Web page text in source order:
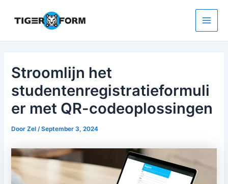
naar
Main
Stroomlijn het
studentenregistratieformuli
er met QR-codeoplossingen
DoorZel/September 3, 2024